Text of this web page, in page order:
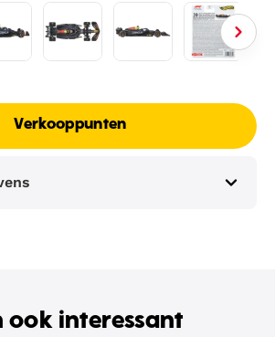
Verkooppunten
ook interessant